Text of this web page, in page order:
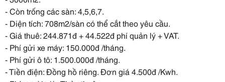
- Còn trống các sàn: 4,5,6,7.
- Diện tích: 708m2/sàn có thể cắt theo yêu cầu.
- Giá thuê: 244.871đ + 44.522đ phí quản lý + VAT.
- Phí gửi xe máy: 150.000đ /tháng.
- Phí gửi ô tô: 1.500.000đ /tháng.
- Tiền điện: Đồng hồ riêng. Đơn giá 4.500đ /Kwh.